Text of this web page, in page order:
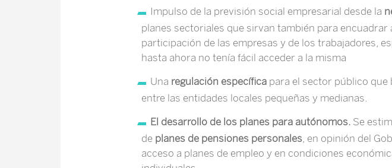
Impulso de la previsión social empresarial desde la
planes sectoriales que sirvan también para
participación de las empresas y de los trabajadores,
hasta ahora no tenía fácil acceder a la misma
Una regulación específicapara el sector público que
entre las entidades locales pequeñas y medianas.
El desarrollo de los planes para autónomos. Se
de planes de pensiones personales, en opinión del
acceso a planes de empleo y en condiciones